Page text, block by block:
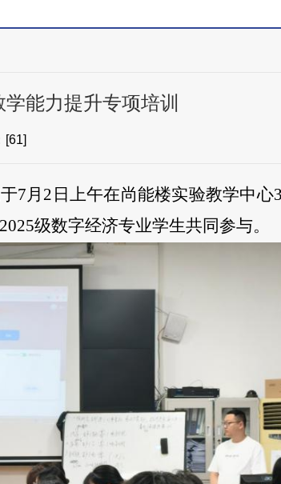
能力提升专项培训
[61]
7月2日上午在尚能楼实验教学中心
级数字经济专业学生共同参与。